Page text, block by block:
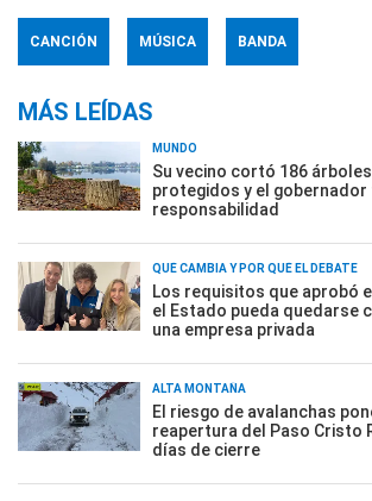
CANCIÓN MÚSICA BANDA
MÁS LEÍDAS
MUNDO
Su vecino cortó 186
protegidos y el gobernador
responsabilidad
QUÉ CAMBIA Y POR QUÉ EL DEBATE
Los requisitos que aprobó
el Estado pueda quedarse
una empresa privada
ALTA MONTAÑA
El riesgo de avalanchas
reapertura del Paso Cristo
días de cierre